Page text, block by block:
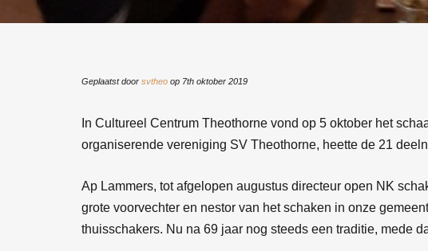
Geplaatst door svtheo op 7th oktober 2019
In Cultureel Centrum Theothorne vond op 5 oktober het
organiserende vereniging SV Theothorne, heette de 21
Ap Lammers, tot afgelopen augustus directeur open NK
grote voorvechter en nestor van het schaken in onze
thuisschakers. Nu na 69 jaar nog steeds een traditie, mede